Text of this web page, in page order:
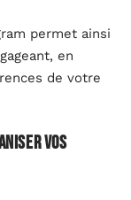
permet ainsi
en
de votre
vos